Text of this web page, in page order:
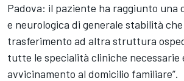
Padova: il paziente ha raggiunto una
e neurologica di generale stabilità
trasferimento ad altra struttura
tutte le specialità cliniche necessarie
avvicinamento al domicilio familiare”.